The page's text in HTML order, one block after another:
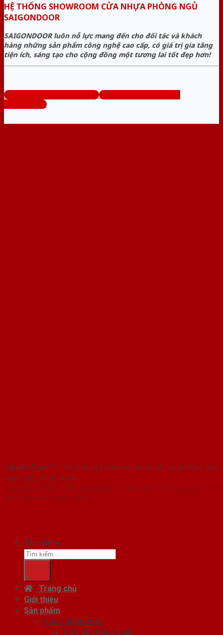
HỆ THỐNG SHOWROOM CỬA NHỰA PHÒNG NGỦ
SAIGONDOOR
SAIGONDOOR luôn nỗ lực mang đến cho đối tác và khách
hàng những sản phẩm công nghệ cao cấp, có giá trị gia tăng
tiện ích, sáng tạo cho cộng đồng một tương lai tốt đẹp hơn!
www.cuanhuaphongngu.com
Tổng đài tư vấn miễn phí:
0824.400.400
SaigonDoor™ - Hệ thống Showroom cửa nhựa phòng ngủ
hàng đầu Việt Nam
Copyright ⓒ 2016 – 2026 SaigonDoor™ - www.cuanhuaphongngu.com |
Đơn vị chủ quản SaigonDoor
Tìm kiếm:
Trang chủ
Giới thiệu
Sản phẩm
Cửa chống cháy
Cửa gỗ chống cháy